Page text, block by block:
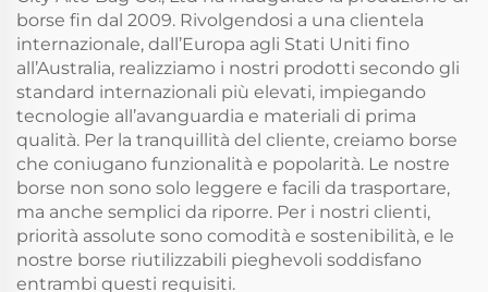
borse fin dal 2009. Rivolgendosi a una clientela
internazionale, dall’Europa agli Stati Uniti fino
all’Australia, realizziamo i nostri prodotti secondo gli
standard internazionali più elevati, impiegando
tecnologie all’avanguardia e materiali di prima
qualità. Per la tranquillità del cliente, creiamo borse
che coniugano funzionalità e popolarità. Le nostre
borse non sono solo leggere e facili da trasportare,
ma anche semplici da riporre. Per i nostri clienti,
priorità assolute sono comodità e sostenibilità, e le
nostre borse riutilizzabili pieghevoli soddisfano
entrambi questi requisiti.